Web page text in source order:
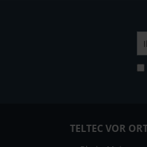
TELTEC VOR